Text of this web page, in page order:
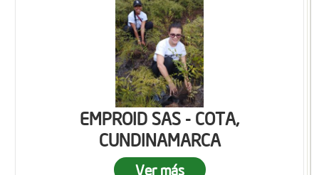
EMPROID SAS - COTA,
CUNDINAMARCA
Ver más